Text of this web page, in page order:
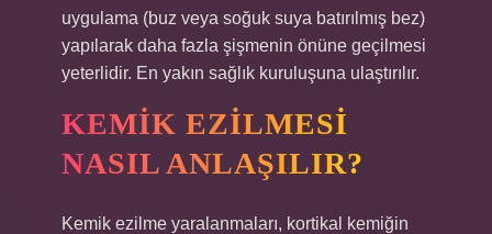
uygulama (buz veya soğuk suya batırılmış bez)
yapılarak daha fazla şişmenin önüne geçilmesi
yeterlidir. En yakın sağlık kuruluşuna ulaştırılır.
KEMIK EZILMESI
NASIL ANLAŞILIR?
Kemik ezilme yaralanmaları, kortikal kemiğin